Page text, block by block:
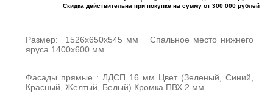
СТОЛЫ ДЛЯ ДЕТСКОГО
СТУЛЬЯ И СКАМЕЙКИ ДЛЯ
ДЕТСКОГО САДА (34)
ДЛЯ ДЕТСКОГО САДА (39)
ШКАФЫ ДЛЯ ПОЛОТЕНЕЦ
Скидка действительна при покупке на сумму от 300 000 рублей
Размер: 1526х650х545 мм Спальное место нижнего
яруса 1400х600 мм
Фасады прямые : ЛДСП 16 мм Цвет (Зеленый, Синий,
Красный, Желтый, Белый) Кромка ПВХ 2 мм